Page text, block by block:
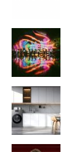
DGEP a
condusă, în
din urmă, „și-a
totul,
Comisia
tentativă